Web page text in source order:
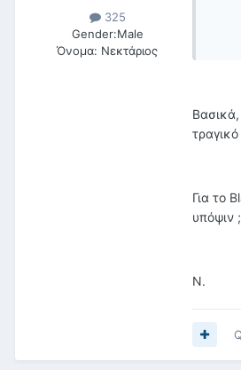
325
Gender:Male
Όνομα: Νεκτάριος
Για το
υπόψιν
Ν.